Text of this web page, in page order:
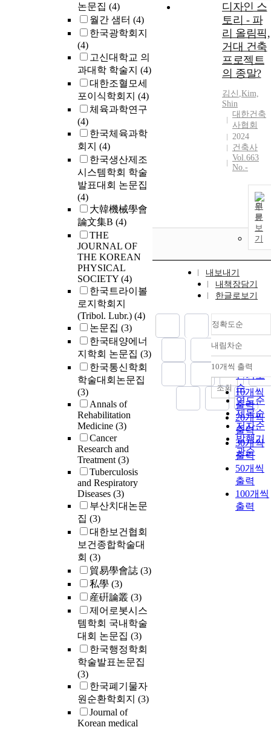
논문집 (4)
월간 샘터 (4)
한국광학회지
(4)
고신대학교 의
과대학 학술지 (4)
대한조혈모세
포이식학회지 (4)
체육과학연구
(4)
한국체육과학
회지 (4)
한국생산제조
시스템학회 학술
발표대회 논문집
(4)
大韓機械學會
論文集B (4)
THE
JOURNAL OF
THE KOREAN
PHYSICAL
SOCIETY (4)
한국트라이볼
로지학회지
(Tribol. Lubr.) (4)
논문집 (3)
한국태양에너
지학회 논문집 (3)
한국통신학회
학술대회논문집
(3)
Annals of
Rehabilitation
Medicine (3)
Cancer
Research and
Treatment(3)
Tuberculosis
and Respiratory
Diseases (3)
부산치대논문
집 (3)
대한보건협회
보건종합학술대
회 (3)
貿易學會誌 (3)
私學 (3)
産硏論叢 (3)
제어로봇시스
템학회 국내학술
대회 논문집 (3)
한국행정학회
학술발표논문집
(3)
한국폐기물자
원순환학회지 (3)
Journal of
Korean medical
디자인 스
토리 - 파
리 올림픽,
거대 건축
프로젝트
의 종말?
김신 ,Kim,
Shin
대한건축
사협회
2024
건축사
Vol.663
No.-
원
문
보
기
내보내기
내책장담기
한글로보기
정확도순
정확도
순
인기도
순
연도순
제목순
저자순
발행기
관순
내림차순
내림차
10개씩 출력
10개씩
출력
20개씩
출력
30개씩
출력
50개씩
출력
100개씩
출력
조회